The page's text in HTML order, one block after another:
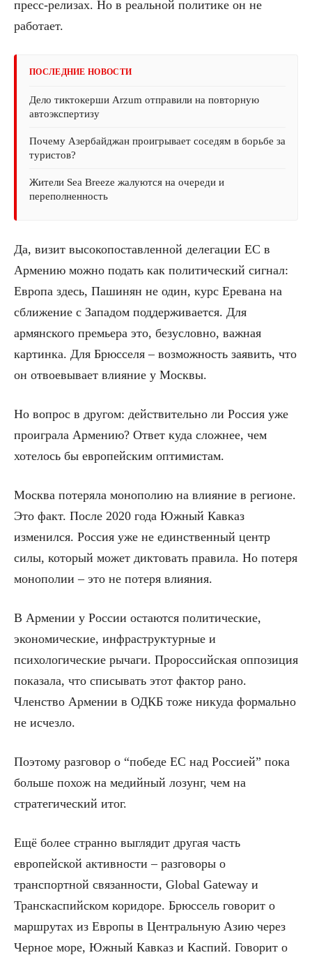
пресс-релизах. Но в реальной политике он не
работает.
ПОСЛЕДНИЕ НОВОСТИ
Дело тиктокерши Arzum отправили на повторную
автоэкспертизу
Почему Азербайджан проигрывает соседям в борьбе за
туристов?
Жители Sea Breeze жалуются на очереди и
переполненность
Да, визит высокопоставленной делегации ЕС в
Армению можно подать как политический сигнал:
Европа здесь, Пашинян не один, курс Еревана на
сближение с Западом поддерживается. Для
армянского премьера это, безусловно, важная
картинка. Для Брюсселя – возможность заявить, что
он отвоевывает влияние у Москвы.
Но вопрос в другом: действительно ли Россия уже
проиграла Армению? Ответ куда сложнее, чем
хотелось бы европейским оптимистам.
Москва потеряла монополию на влияние в регионе.
Это факт. После 2020 года Южный Кавказ
изменился. Россия уже не единственный центр
силы, который может диктовать правила. Но потеря
монополии – это не потеря влияния.
В Армении у России остаются политические,
экономические, инфраструктурные и
психологические рычаги. Пророссийская оппозиция
показала, что списывать этот фактор рано.
Членство Армении в ОДКБ тоже никуда формально
не исчезло.
Поэтому разговор о “победе ЕС над Россией” пока
больше похож на медийный лозунг, чем на
стратегический итог.
Ещё более странно выглядит другая часть
европейской активности – разговоры о
транспортной связанности, Global Gateway и
Транскаспийском коридоре. Брюссель говорит о
маршрутах из Европы в Центральную Азию через
Черное море, Южный Кавказ и Каспий. Говорит о